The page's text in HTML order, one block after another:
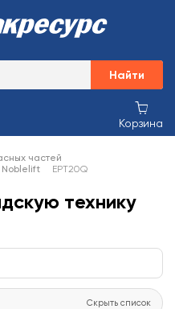
Найти
Корзина
частей
Noblelift EPT20Q
технику
Скрыть список